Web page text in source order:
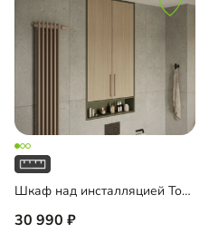
Шкаф над инсталляцией Тосса-4
30 990